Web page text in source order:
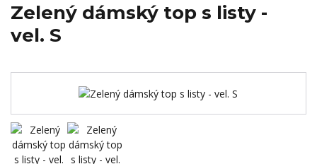
Zelený dámský top s listy -
vel. S